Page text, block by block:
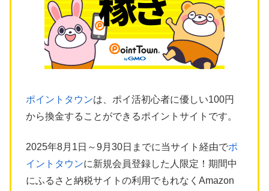
ポイントタウンは、ポイ活初心者に優しい100円
から換金することができるポイントサイトです。
2025年8月1日～9月30日までに当サイト経由でポ
イントタウンに新規会員登録した人限定！期間中
にふるさと納税サイトの利用でもれなくAmazon